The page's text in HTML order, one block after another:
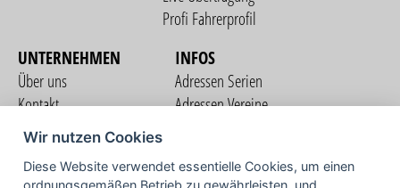
Profi Fahrerprofil
UNTERNEHMEN
Über uns
Kontakt
Nutzungsbedingungen
Datenschutzerklärung
Impressum
INFOS
Adressen Serien
Adressen Vereine
Wir nutzen Cookies
Diese Website verwendet essentielle Cookies, um einen